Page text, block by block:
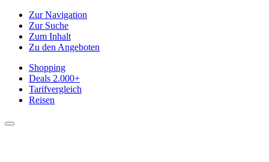
Zur Navigation
Zur Suche
Zum Inhalt
Zu den Angeboten
Shopping
Deals 2.000+
Tarifvergleich
Reisen